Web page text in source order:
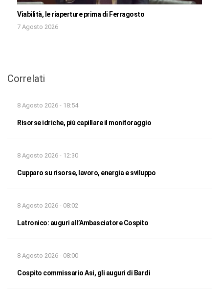
Viabilità, le riaperture prima di Ferragosto
7 Agosto 2026
Correlati
8 Agosto 2026 - 18:54
Risorse idriche, più capillare il monitoraggio
8 Agosto 2026 - 12:30
Cupparo su risorse, lavoro, energia e sviluppo
8 Agosto 2026 - 08:02
Latronico: auguri all’Ambasciatore Cospito
8 Agosto 2026 - 08:00
Cospito commissario Asi, gli auguri di Bardi